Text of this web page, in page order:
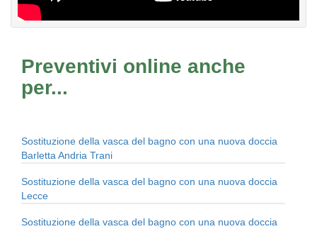
Preventivi online anche
per...
Sostituzione della vasca del bagno con una nuova doccia
Barletta Andria Trani
Sostituzione della vasca del bagno con una nuova doccia
Lecce
Sostituzione della vasca del bagno con una nuova doccia